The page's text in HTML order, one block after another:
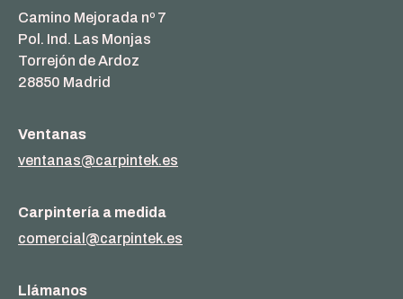
Camino Mejorada nº 7
Pol. Ind. Las Monjas
Torrejón de Ardoz
28850 Madrid
Ventanas
ventanas@carpintek.es
Carpintería a medida
comercial@carpintek.es
Llámanos